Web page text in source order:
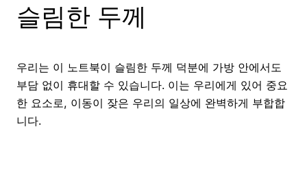
슬림한 두께
우리는 이 노트북이 슬림한 두께 덕분에 가방 안에서도
부담 없이 휴대할 수 있습니다. 이는 우리에게 있어 중요
한 요소로, 이동이 잦은 우리의 일상에 완벽하게 부합합
니다.